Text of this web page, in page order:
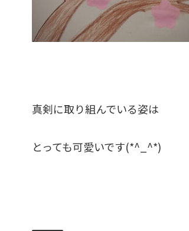
真剣に取り組んでいる姿は
とっても可愛いです(*^_^*)